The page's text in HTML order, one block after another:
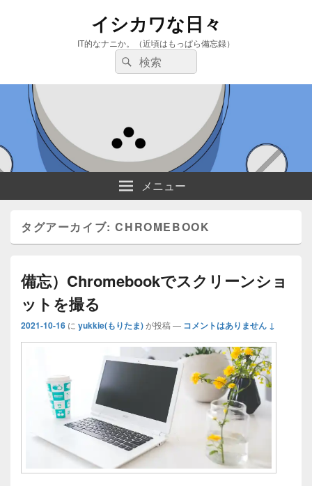
イシカワな日々
IT的なナニか。（近頃はもっぱら備忘録）
検
索:
検
索
メニュー
タグアーカイブ:CHROMEBOOK
備忘）Chromebookでスクリーンショ
ットを撮る
2021-10-16 に yukkie(もりたま)が投稿 — コメントはありません ↓